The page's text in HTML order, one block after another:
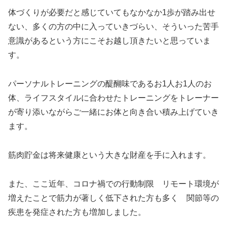
体づくりが必要だと感じていてもなかなか1歩が踏み出せ
ない、多くの方の中に入っていきづらい、そういった苦手
意識があるという方にこそお越し頂きたいと思っていま
す。
パーソナルトレーニングの醍醐味であるお1人お1人のお
体、ライフスタイルに合わせたトレーニングをトレーナー
が寄り添いながらご一緒にお体と向き合い積み上げていき
ます。
筋肉貯金は将来健康という大きな財産を手に入れます。
また、ここ近年、コロナ禍での行動制限 リモート環境が
増えたことで筋力が著しく低下された方も多く 関節等の
疾患を発症された方も増加しました。